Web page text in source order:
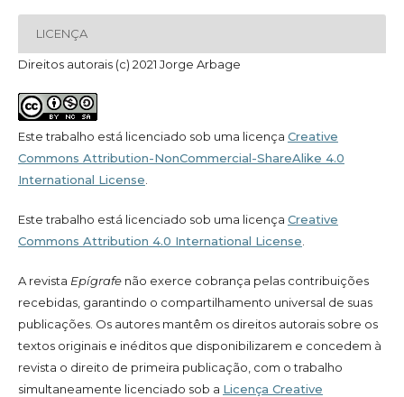
LICENÇA
Direitos autorais (c) 2021 Jorge Arbage
Este trabalho está licenciado sob uma licença Creative
Commons Attribution-NonCommercial-ShareAlike 4.0
International License
Este trabalho está licenciado sob uma licença Creative
Commons Attribution 4.0 International License
A revista Epígrafe não exerce cobrança pelas contribuições
recebidas, garantindo o compartilhamento universal de suas
publicações. Os autores mantêm os direitos autorais sobre os
textos originais e inéditos que disponibilizarem e concedem à
revista o direito de primeira publicação, com o trabalho
simultaneamente licenciado sob a Licença Creative